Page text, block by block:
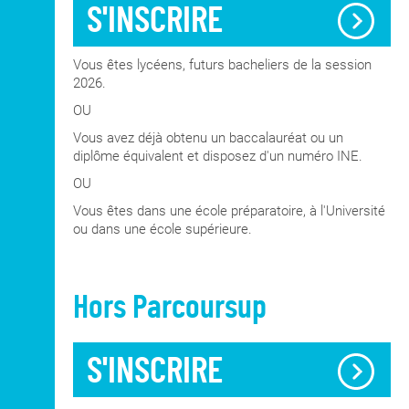
S'INSCRIRE
Vous êtes lycéens, futurs bacheliers de la session
2026.
OU
Vous avez déjà obtenu un baccalauréat ou un
diplôme équivalent et disposez d'un numéro INE.
OU
Vous êtes dans une école préparatoire, à l'Université
ou dans une école supérieure.
Hors Parcoursup
S'INSCRIRE